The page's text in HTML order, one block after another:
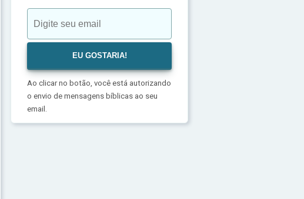
Ao clicar no botão, você está autorizando
o envio de mensagens bíblicas ao seu
email.